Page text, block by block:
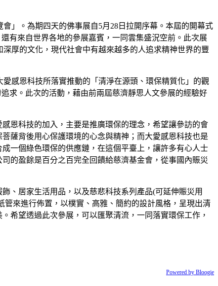
」。為期四天的佛事展自5月28日拉開序幕。本屆的開幕式
有來自世界各地的參展嘉賓，一同雲集盛況空前。此次展
厚的文化，現代社會中有越來越多的人追求精神世界的豐
感恩科技所落實推動的「清淨在源頭、環保精質化」的觀
求。此次的活動，藉由前兩屆慈濟靜思人文參展的經驗好
恩科技的加入，主要是推廣環保的理念，希望讓參訪的會
薩背後用心保護環境的心念與精神；而大愛感恩科技也是
一個綠色環保的供應鏈，在這個平臺上，讓許多有心人士
的盈餘是百分之百完全回饋給慈濟基金會，從事國內賑災
、居家生活用品，以及慈悲科技系列產品(可延伸賑災用
來進行佈置，以樸實、高雅、簡約的設計風格，呈現出清
希望透過此次參展，可以匯聚清流，一同落實環保工作，
Powered by Bloogie